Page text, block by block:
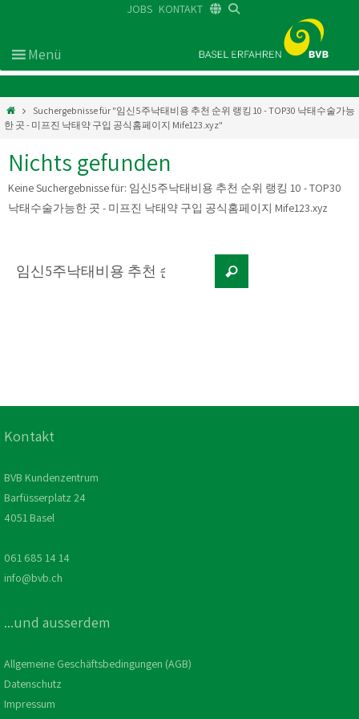
JOBS KONTAKT
Suchergebnisse für "임신5주낙태비용 추천 순위 랭킹 10 - TOP30 낙태수술가능
한 곳 - 미프진 낙태약 구입 공식홈페이지 Mife123.xyz"
Nichts gefunden
Keine Suchergebnisse für: 임신5주낙태비용 추천 순위 랭킹 10 - TOP30
낙태수술가능한 곳 - 미프진 낙태약 구입 공식홈페이지 Mife123.xyz
Kontakt
BVB Kundenzentrum
Barfüsserplatz 24
4051 Basel
061 685 14 14
info@bvb.ch
...und ausserdem
Allgemeine Geschäftsbedingungen (AGB)
Datenschutz
Impressum